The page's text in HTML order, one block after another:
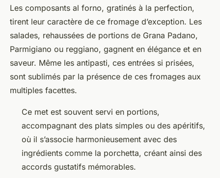
Les composants al forno, gratinés à la perfection,
tirent leur caractère de ce fromage d’exception. Les
salades, rehaussées de portions de Grana Padano,
Parmigiano ou reggiano, gagnent en élégance et en
saveur. Même les antipasti, ces entrées si prisées,
sont sublimés par la présence de ces fromages aux
multiples facettes.
Ce met est souvent servi en portions,
accompagnant des plats simples ou des apéritifs,
où il s’associe harmonieusement avec des
ingrédients comme la porchetta, créant ainsi des
accords gustatifs mémorables.